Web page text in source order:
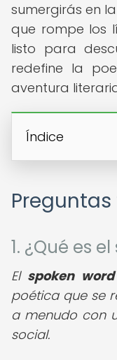
sumergirás en
que rompe los
listo para
redefine la
aventura
Índice
1. ¿Qué es
El spoken word
poética que se
a menudo con
social.